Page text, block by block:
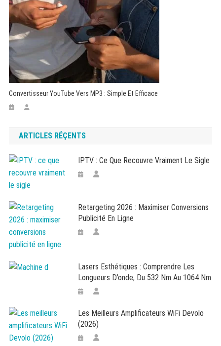
Convertisseur YouTube Vers MP3 : Simple Et Efficace
ARTICLES RÉÇENTS
IPTV : Ce Que Recouvre Vraiment Le Sigle
Retargeting 2026 : Maximiser Conversions
Publicité En Ligne
Lasers Esthétiques : Comprendre Les
Longueurs D’onde, Du 532 Nm Au 1064 Nm
Les Meilleurs Amplificateurs WiFi Devolo
(2026)